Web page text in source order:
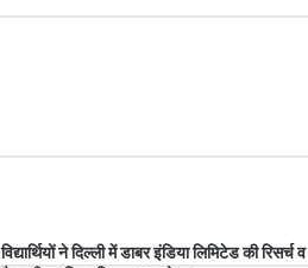
विद्यार्थियों ने दिल्ली में डाबर इंडिया लिमिटेड की रिसर्च व